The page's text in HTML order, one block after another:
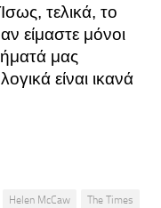
τελικά, το
είμαστε μόνοι
μας
είναι ικανά
Helen McCaw
The Times